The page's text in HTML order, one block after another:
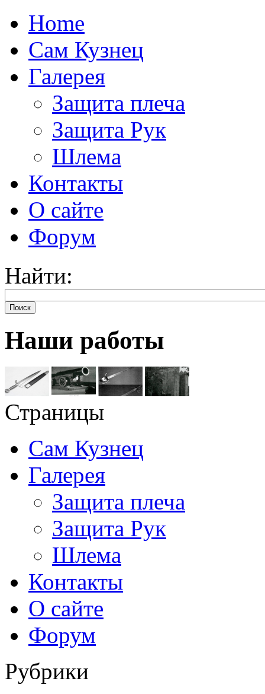
Home
Сам Кузнец
Галерея
Защита плеча
Защита Рук
Шлема
Контакты
О сайте
Форум
Найти:
Поиск
Наши работы
Страницы
Сам Кузнец
Галерея
Защита плеча
Защита Рук
Шлема
Контакты
О сайте
Форум
Рубрики